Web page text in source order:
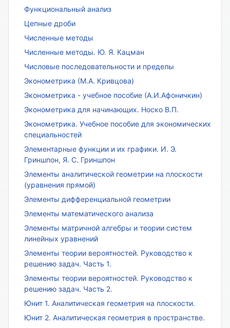
Функциональный анализ
Цепные дроби
Численные методы
Численные методы. Ю. Я. Кацман
Числовые последовательности и пределы
Эконометрика (М.А. Кривцова)
Эконометрика - учебное пособие (А.И.Афоничкин)
Эконометрика для начинающих. Носко В.П.
Эконометрика. Учебное пособие для экономических
специальностей
Элементарные функции и их графики. И. Э.
Гриншпон, Я. С. Гриншпон
Элементы аналитической геометрии на плоскости
(уравнения прямой)
Элементы дифференциальной геометрии
Элементы математического анализа
Элементы матричной алгебры и теории систем
линейных уравнений
Элементы теории вероятностей. Руководство к
решению задач. Часть 1.
Элементы теории вероятностей. Руководство к
решению задач. Часть 2.
Юнит 1. Аналитическая геометрия на плоскости.
Юнит 2. Аналитическая геометрия в пространстве.